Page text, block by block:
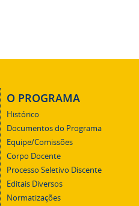
O PROGRAMA
Histórico
Documentos do Programa
Equipe/Comissões
Corpo Docente
Processo Seletivo Discente
Editais Diversos
Normatizações